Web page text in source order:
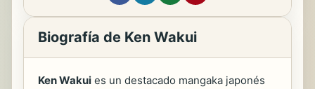
Biografía de Ken Wakui
Ken Wakui es un destacado mangaka japonés